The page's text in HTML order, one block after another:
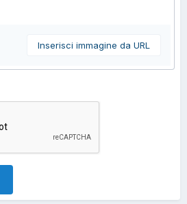
Inserisci immagine da URL